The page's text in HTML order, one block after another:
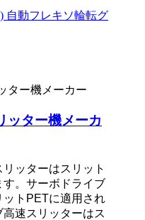
自動フレキソ輪転グ
ッター機メーカ
ッターはスリット
。サーボドライブ
トPETに適用され
速スリッターはス